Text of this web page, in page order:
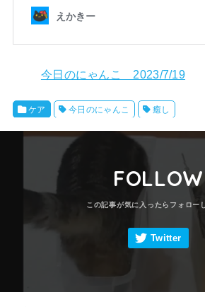
今日のにゃんこ 2023/7/19
ケア 今日のにゃんこ 癒し
FOLLOW